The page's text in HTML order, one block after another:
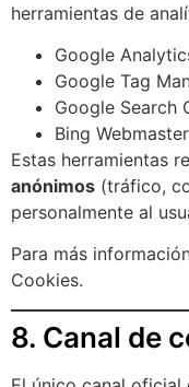
herramientas de
Google
Google Tag
Google Search
Bing
Estas herramientas
anónimos (tráfico,
personalmente al
Para más
Cookies.
8. Canal de